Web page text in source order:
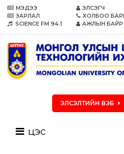
МЭДЭЭ
ЗАРЛАЛ
SCIENCE FM 94.1
ЭЛСЭГЧ
ХОЛБОО
АЖЛЫН БАЙР
ЭЛСЭЛТИЙН ВЭБ
цэс